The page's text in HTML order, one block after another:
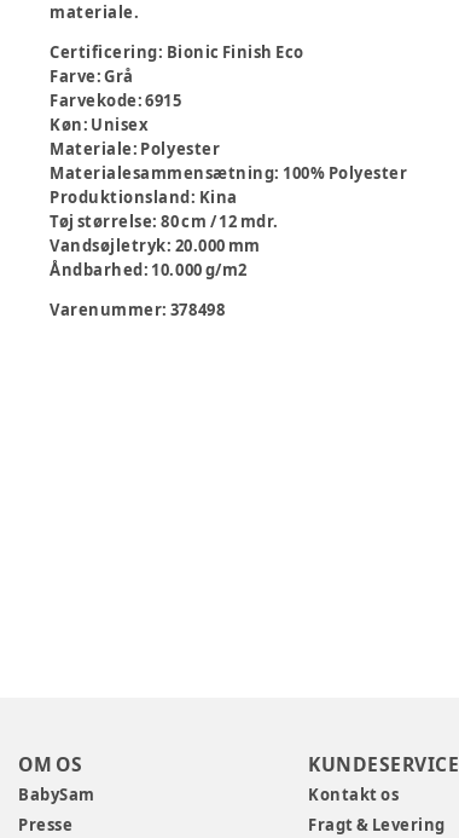
materiale.
Certificering: Bionic Finish Eco
Farve:Grå
Farvekode:6915
Køn: Unisex
Materiale: Polyester
Materialesammensætning: 100% Polyester
Produktionsland: Kina
Tøj størrelse:80 cm / 12 mdr.
Vandsøjletryk: 20.000 mm
Åndbarhed: 10.000 g/m2
Varenummer: 378498
OM OS
BabySam
Presse
KUNDESERVICE
Kontakt os
Fragt & Levering